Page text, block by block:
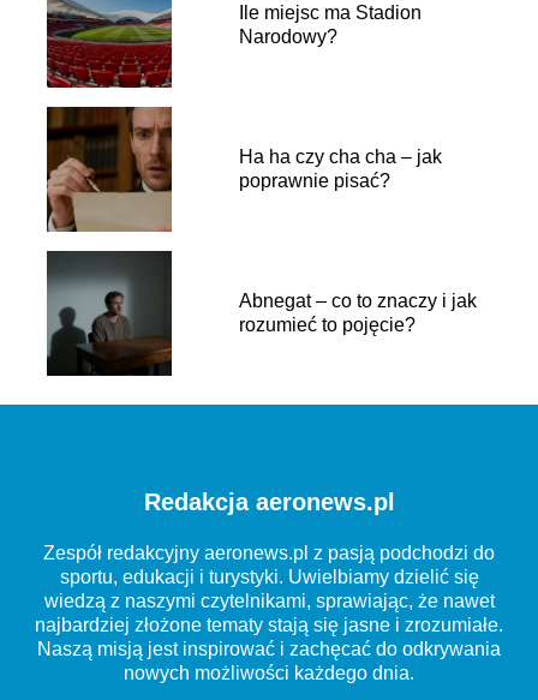
Ile miejsc ma Stadion
Narodowy?
Ha ha czy cha cha – jak
poprawnie pisać?
Abnegat – co to znaczy i jak
rozumieć to pojęcie?
Redakcja aeronews.pl
Zespół redakcyjny aeronews.pl z pasją podchodzi do
sportu, edukacji i turystyki. Uwielbiamy dzielić się
wiedzą z naszymi czytelnikami, sprawiając, że nawet
najbardziej złożone tematy stają się jasne i zrozumiałe.
Naszą misją jest inspirować i zachęcać do odkrywania
nowych możliwości każdego dnia.